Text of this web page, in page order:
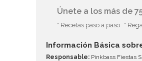
Únete a los más de
* Recetas paso a paso *
Información Básica
Responsable: Pinkbass Fiestas